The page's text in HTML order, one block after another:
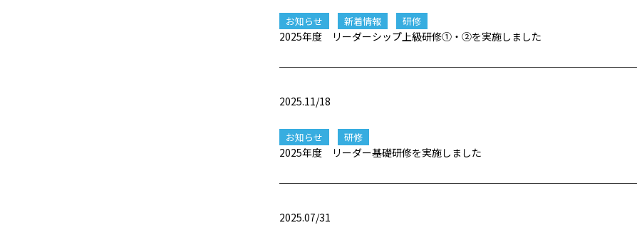
お知らせ 新着情報 研修
2025年度 リーダーシップ上級研修①・②を実施しました
2025.11/18
お知らせ 研修
2025年度 リーダー基礎研修を実施しました
2025.07/31